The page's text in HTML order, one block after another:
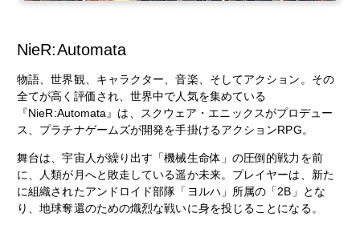
NieR:Automata
物語、世界観、キャラクター、音楽、そしてアクション。その
全てが高く評価され、世界中で人気を集めている
『NieR:Automata』は、スクウェア・エニックスがプロデュー
ス、プラチナゲームズが開発を手掛けるアクションRPG。
舞台は、宇宙人が繰り出す「機械生命体」の圧倒的戦力を前
に、人類が月へと敗走している遥か未来。プレイヤーは、新た
に組織されたアンドロイド部隊「ヨルハ」所属の「2B」とな
り、地球奪還のための熾烈な戦いに身を投じることになる。